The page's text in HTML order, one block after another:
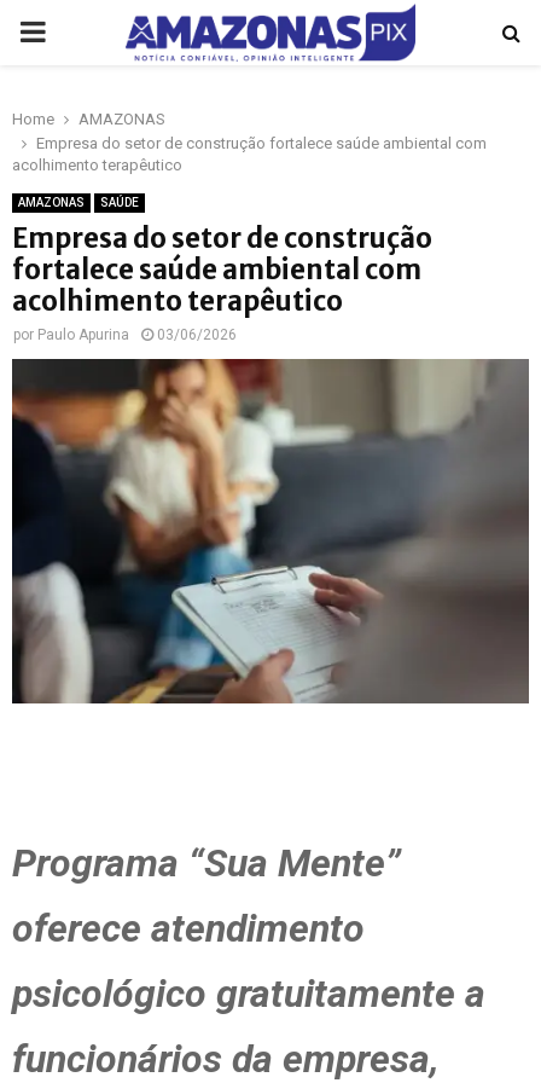
PRIMARY
Home
AMAZONAS
Empresa do setor de construção fortalece saúde ambiental com
acolhimento terapêutico
AMAZONAS SAÚDE
Empresa do setor de construção
fortalece saúde ambiental com
acolhimento terapêutico
por Paulo Apurina 03/06/2026
Programa “Sua Mente”
oferece atendimento
psicológico gratuitamente a
funcionários da empresa,